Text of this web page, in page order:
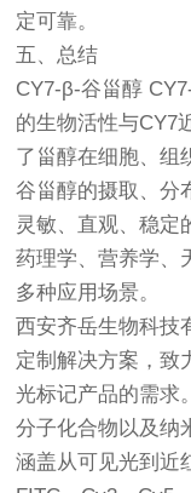
定可靠。
五、总结
CY7-β-谷甾醇
的生物活性与CY7
了甾醇在细胞、组
谷甾醇的摄取、分
灵敏、直观、稳定
药理学、营养学、
多种应用场景。
西安齐岳生物科技
定制解决方案，致
光标记产品的需求
分子化合物以及纳
涵盖从可见光到近